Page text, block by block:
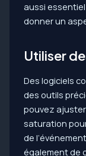
aussi
donner un
Utiliser
Des logiciels
des outils
pouvez
saturation
de
également de